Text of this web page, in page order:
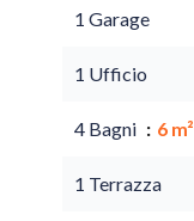
1 Garage
1 Ufficio
4 Bagni 6 m²
1 Terrazza